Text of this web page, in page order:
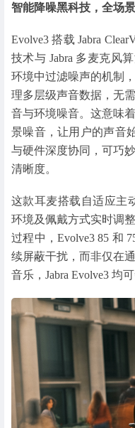
智能降噪黑科技，全场
Evolve3 搭载 Jabra
技术与 Jabra 多麦克风
环境中过滤噪声的机制
理多层级声音数据，无
音与环境噪音。这意味
景噪音，让用户的声音
与硬件深度协同，可巧
清晰度。
这款耳麦搭载自适应主
环境及佩戴方式实时调
过程中，Evolve3 85 和
续屏蔽干扰，而非仅在
音乐，Jabra Evolve3 均